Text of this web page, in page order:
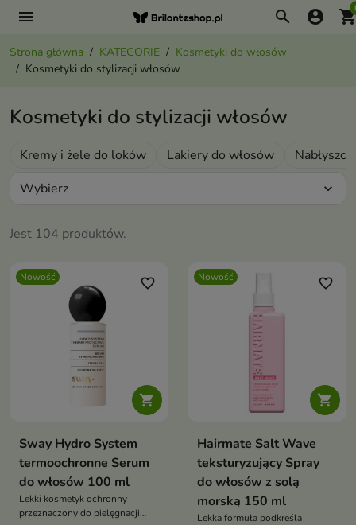
menu search account_circle
Strona główna KATEGORIE
Kosmetyki do włosów
Kosmetyki do stylizacji włosów
Kosmetyki do stylizacji włosów
Kremy i żele do loków Lakiery do włosów
Jest 104 produktów.
Wybierz expand_more
Nowość

favorite_border
Sway Hydro System
termoochronne Serum
do włosów 100 ml
Lekki kosmetyk ochronny
przeznaczony do pielęgnacji
Nowość

favorite_border
Hairmate Salt Wave
teksturyzujący Spray
do włosów z solą
morską 150 ml
Lekka formuła podkreśla